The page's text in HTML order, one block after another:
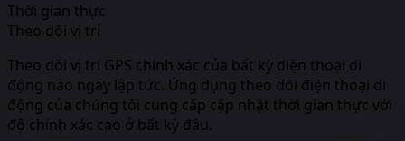
Thời gian thực
Theo dõi vị trí
Theo dõi vị trí GPS chính xác của bất kỳ điện thoại di
động nào ngay lập tức. Ứng dụng theo dõi điện thoại di
động của chúng tôi cung cấp cập nhật thời gian thực với
độ chính xác cao ở bất kỳ đâu.